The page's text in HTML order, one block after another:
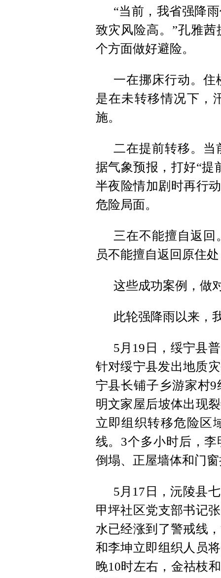
“当前，我省强降
致灾风险高。”孔雅
个方面做好避险。
一在挪床行动。
是在未转移情况下，
施。
二在提前转移。当
据气象预报，打好“提
半夜险情加剧时再行
危险局面。
三在不能擅自返
员不能擅自返回原住
这些成功案例，做
此轮强降雨以来，
5月19日，绥宁县
针对绥宁县发出地质
宁县长铺子乡游家村
明文家屋后坡体出现
立即组织转移危险区
线。3个多小时后，
倒塌、正屋墙体和门
5月17日，沅陵县
甲坪社区党支部书记
水已经涨到了警戒线
和李坤立即组织人员
晚10时左右，金祜枝